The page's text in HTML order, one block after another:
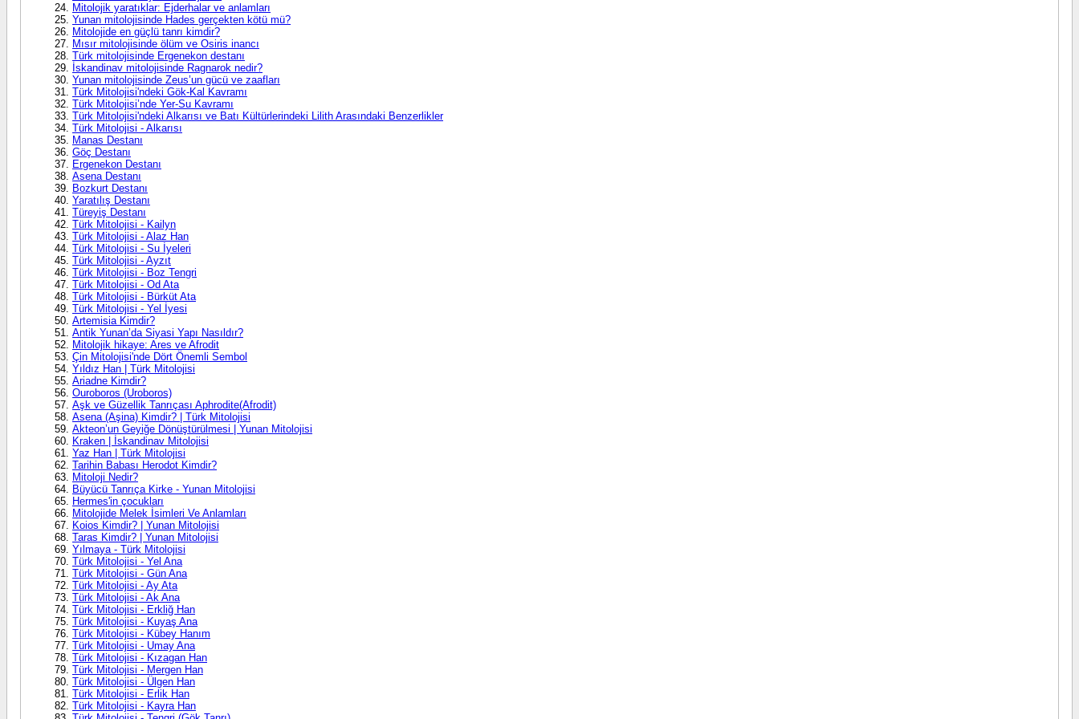
Mitolojik yaratıklar: Ejderhalar ve anlamları
Yunan mitolojisinde Hades gerçekten kötü mü?
Mitolojide en güçlü tanrı kimdir?
Mısır mitolojisinde ölüm ve Osiris inancı
Türk mitolojisinde Ergenekon destanı
İskandinav mitolojisinde Ragnarok nedir?
Yunan mitolojisinde Zeus’un gücü ve zaafları
Türk Mitolojisi'ndeki Gök-Kal Kavramı
Türk Mitolojisi’nde Yer-Su Kavramı
Türk Mitolojisi'ndeki Alkarısı ve Batı Kültürlerindeki Lilith Arasındaki Benzerlikler
Türk Mitolojisi - Alkarısı
Manas Destanı
Göç Destanı
Ergenekon Destanı
Asena Destanı
Bozkurt Destanı
Yaratılış Destanı
Türeyiş Destanı
Türk Mitolojisi - Kailyn
Türk Mitolojisi - Alaz Han
Türk Mitolojisi - Su İyeleri
Türk Mitolojisi - Ayzıt
Türk Mitolojisi - Boz Tengri
Türk Mitolojisi - Od Ata
Türk Mitolojisi - Bürküt Ata
Türk Mitolojisi - Yel İyesi
Artemisia Kimdir?
Antik Yunan’da Siyasi Yapı Nasıldır?
Mitolojik hikaye: Ares ve Afrodit
Çin Mitolojisi'nde Dört Önemli Sembol
Yıldız Han | Türk Mitolojisi
Ariadne Kimdir?
Ouroboros (Uroboros)
Aşk ve Güzellik Tanrıçası Aphrodite(Afrodit)
Asena (Aşina) Kimdir? | Türk Mitolojisi
Akteon’un Geyiğe Dönüştürülmesi | Yunan Mitolojisi
Kraken | İskandinav Mitolojisi
Yaz Han | Türk Mitolojisi
Tarihin Babası Herodot Kimdir?
Mitoloji Nedir?
Büyücü Tanrıça Kirke - Yunan Mitolojisi
Hermes'in çocukları
Mitolojide Melek İsimleri Ve Anlamları
Koios Kimdir? | Yunan Mitolojisi
Taras Kimdir? | Yunan Mitolojisi
Yılmaya - Türk Mitolojisi
Türk Mitolojisi - Yel Ana
Türk Mitolojisi - Gün Ana
Türk Mitolojisi - Ay Ata
Türk Mitolojisi - Ak Ana
Türk Mitolojisi - Erkliğ Han
Türk Mitolojisi - Kuyaş Ana
Türk Mitolojisi - Kübey Hanım
Türk Mitolojisi - Umay Ana
Türk Mitolojisi - Kızagan Han
Türk Mitolojisi - Mergen Han
Türk Mitolojisi - Ülgen Han
Türk Mitolojisi - Erlik Han
Türk Mitolojisi - Kayra Han